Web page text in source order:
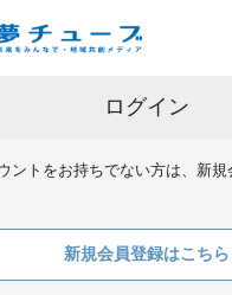
ログイン
ントをお持ちでない方は、新
新規会員登録はこちら